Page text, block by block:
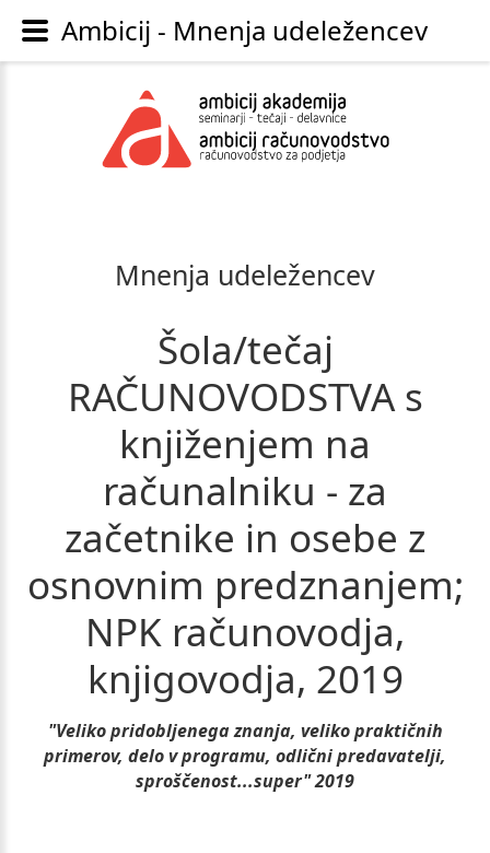
Mnenja udeležencev
Šola/tečaj
RAČUNOVODSTVA s
knjiženjem na
računalniku - za
začetnike in osebe z
osnovnim predznanjem;
NPK računovodja,
knjigovodja, 2019
"Veliko pridobljenega znanja, veliko praktičnih
primerov, delo v programu, odlični predavatelji,
sproščenost...super" 2019
Ambicij - Mnenja udeležencev